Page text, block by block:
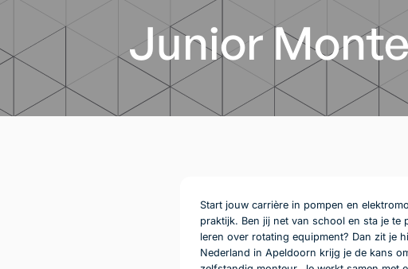
Junior
Start jouw carrière in pompen en
praktijk. Ben jij net van school en sta je te
leren over rotating equipment? Dan zit je
Nederland in Apeldoorn krijg je de kans